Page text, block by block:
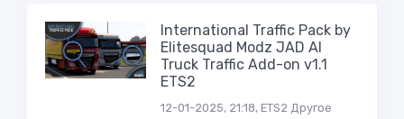
International Traffic Pack by
Elitesquad Modz JAD AI
Truck Traffic Add-on v1.1
ETS2
12-01-2025, 21:18, ETS2 Другое